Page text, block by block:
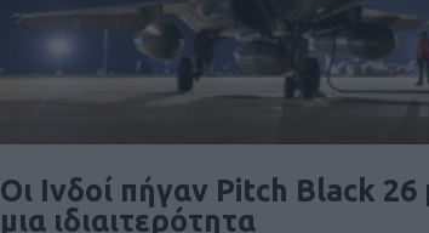
Οι Ινδοί πήγαν Pitch Black 26
μια ιδιαιτερότητα